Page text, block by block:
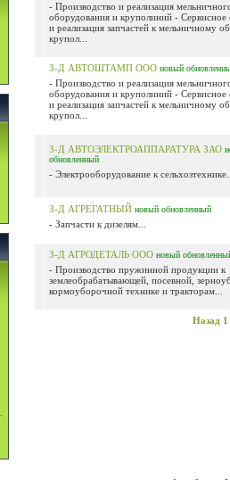
- Производство и реализация
оборудования и круполиний - Сервисное
и реализация запчастей к мельничному
крупол...
З-Д АВТОШТАМП ООО новый
- Производство и реализация
оборудования и круполиний - Сервисное
и реализация запчастей к мельничному
крупол...
З-Д АВТОЭЛЕКТРОАППАРАТУРА ЗАО
обновленный
- Электрооборудование к
З-Д АГРЕГАТНЫЙ новый обновленный
- Запчасти к дизелям...
З-Д АГРОДЕТАЛЬ ООО новый
- Производство пружинной продукции к
землеобрабатывающей, посевной,
кормоуборочной технике и тракторам...
Назад 1